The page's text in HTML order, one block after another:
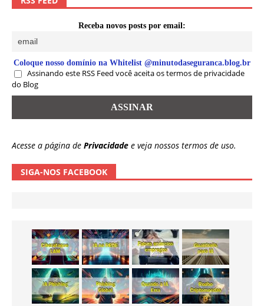
Receba novos posts por email:
Coloque nosso domínio na Whitelist @minutodaseguranca.blog.br
Assinando este RSS Feed você aceita os termos de privacidade
do Blog
Acesse a página de Privacidade e veja nossos termos de uso.
SIGA-NOS FACEBOOK